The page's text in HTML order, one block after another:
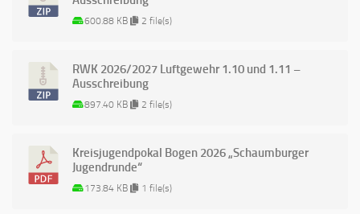
600.88 KB 2 file(s)
RWK 2026/2027 Luftgewehr 1.10 und 1.11 –
Ausschreibung
897.40 KB 2 file(s)
Kreisjugendpokal Bogen 2026 „Schaumburger
Jugendrunde“
173.84 KB 1 file(s)